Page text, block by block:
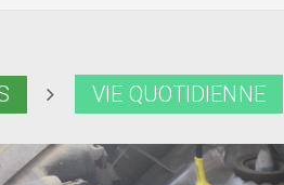
VIE QUOTIDIENNE